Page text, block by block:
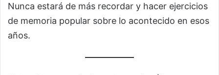
Nunca estará de más recordar y hacer ejercicios
de memoria popular sobre lo acontecido en esos
años.